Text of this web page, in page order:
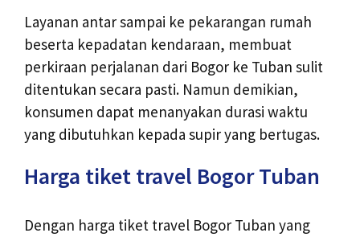
Layanan antar sampai ke pekarangan rumah
beserta kepadatan kendaraan, membuat
perkiraan perjalanan dari Bogor ke Tuban sulit
ditentukan secara pasti. Namun demikian,
konsumen dapat menanyakan durasi waktu
yang dibutuhkan kepada supir yang bertugas.
Harga tiket travel Bogor Tuban
Dengan harga tiket travel Bogor Tuban yang